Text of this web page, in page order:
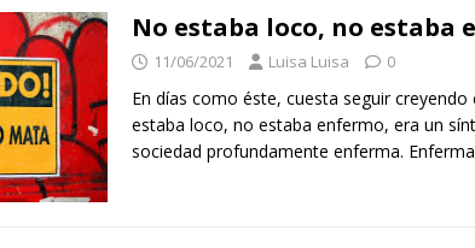
No estaba loco, no estaba
11/06/2021 Luisa Luisa 0
En días como éste, cuesta seguir creyendo
estaba loco, no estaba enfermo, era un
sociedad profundamente enferma. Enferma